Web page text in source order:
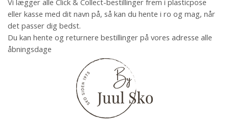
Vi lægger alle Click & Collect-bestillinger frem i plasticpose
eller kasse med dit navn på, så kan du hente i ro og mag, når
det passer dig bedst.
Du kan hente og returnere bestillinger på vores adresse alle
åbningsdage